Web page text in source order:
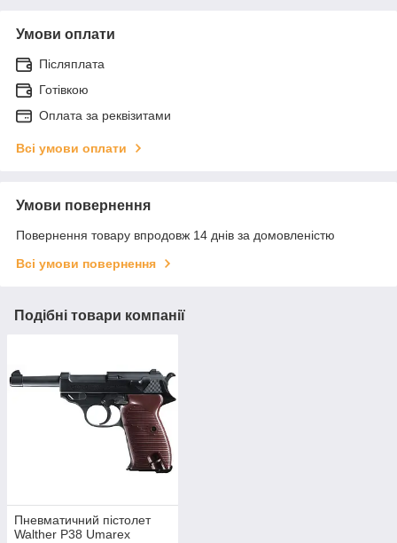
Умови оплати
Післяплата
Готівкою
Оплата за реквізитами
Всі умови оплати
Умови повернення
Повернення товару впродовж 14 днів за домовленістю
Всі умови повернення
Подібні товари компанії
Пневматичний пістолет
Walther P38 Umarex